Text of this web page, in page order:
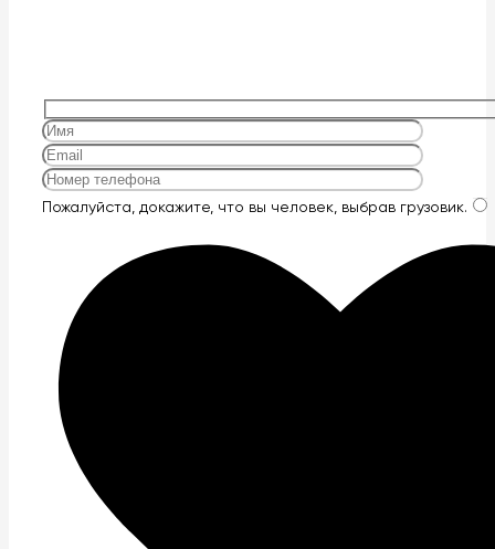
Оставьте
Пожалуйста, докажите, что вы человек, выбрав грузовик.